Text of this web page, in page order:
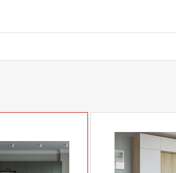
салонах сети!